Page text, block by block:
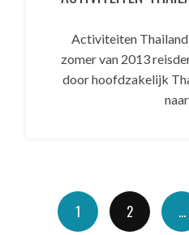
Activiteiten
zomer van 2013
door hoofdzakelijk
1 2 …